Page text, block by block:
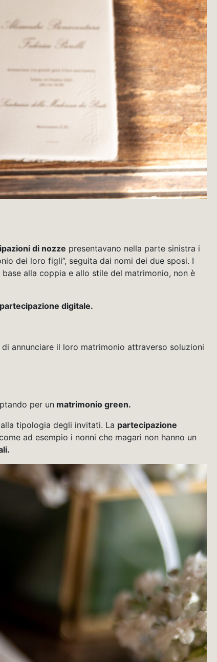
di nozze presentavano nella parte sinistra i
dei loro figli”, seguita dai nomi dei due sposi. I
alla coppia e allo stile del matrimonio, non è
partecipazione digitale.
annunciare il loro matrimonio attraverso soluzioni
per un matrimonio green.
tipologia degli invitati. La partecipazione
ad esempio i nonni che magari non hanno un